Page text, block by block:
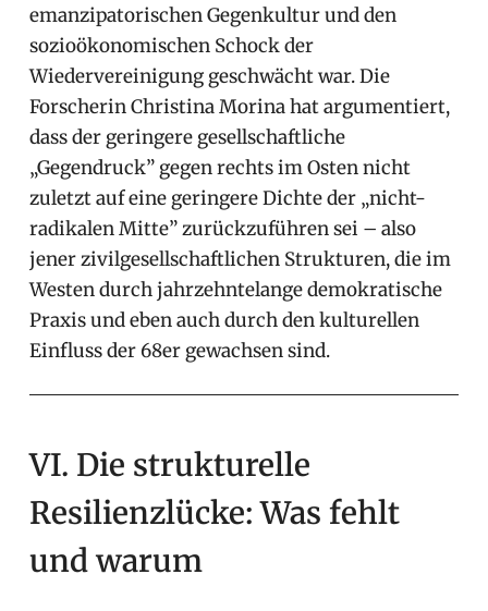
emanzipatorischen Gegenkultur und den
sozioökonomischen Schock der
Wiedervereinigung geschwächt war. Die
Forscherin Christina Morina hat argumentiert,
dass der geringere gesellschaftliche
„Gegendruck” gegen rechts im Osten nicht
zuletzt auf eine geringere Dichte der „nicht-
radikalen Mitte” zurückzuführen sei – also
jener zivilgesellschaftlichen Strukturen, die im
Westen durch jahrzehntelange demokratische
Praxis und eben auch durch den kulturellen
Einfluss der 68er gewachsen sind.
VI. Die strukturelle
Resilienzlücke: Was fehlt
und warum